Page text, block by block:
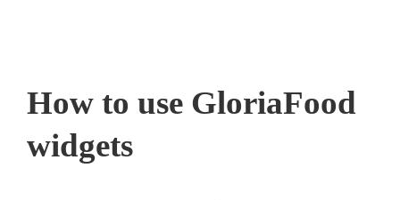
How to use GloriaFood
widgets